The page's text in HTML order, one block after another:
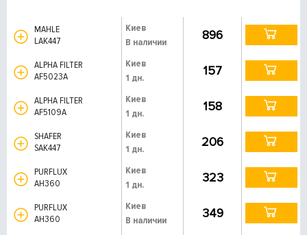
MAHLE
LAK447
Киев
В наличии
896
ALPHA FILTER
AF5023A
Киев
1 дн.
157
ALPHA FILTER
AF5109A
Киев
1 дн.
158
SHAFER
SAK447
Киев
1 дн.
206
PURFLUX
AH360
Киев
1 дн.
323
PURFLUX
AH360
Киев
В наличии
349